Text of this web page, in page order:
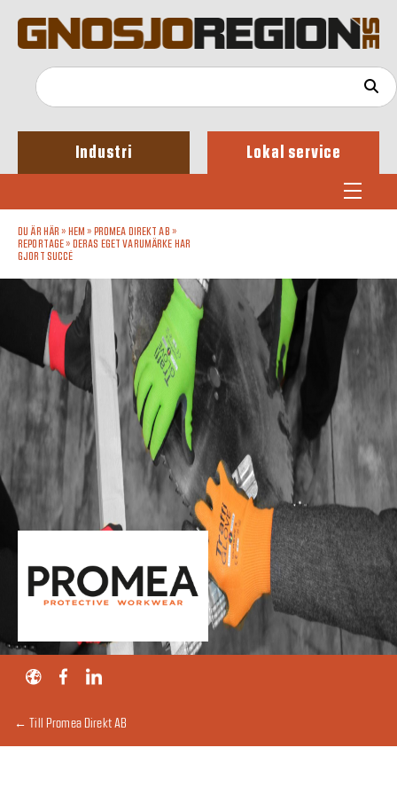
Industri Lokal service
DU ÄR HÄR » HEM » PROMEA DIREKT AB »
REPORTAGE» DERAS EGET VARUMÄRKE HAR
GJORT SUCCÉ
← Till Promea Direkt AB